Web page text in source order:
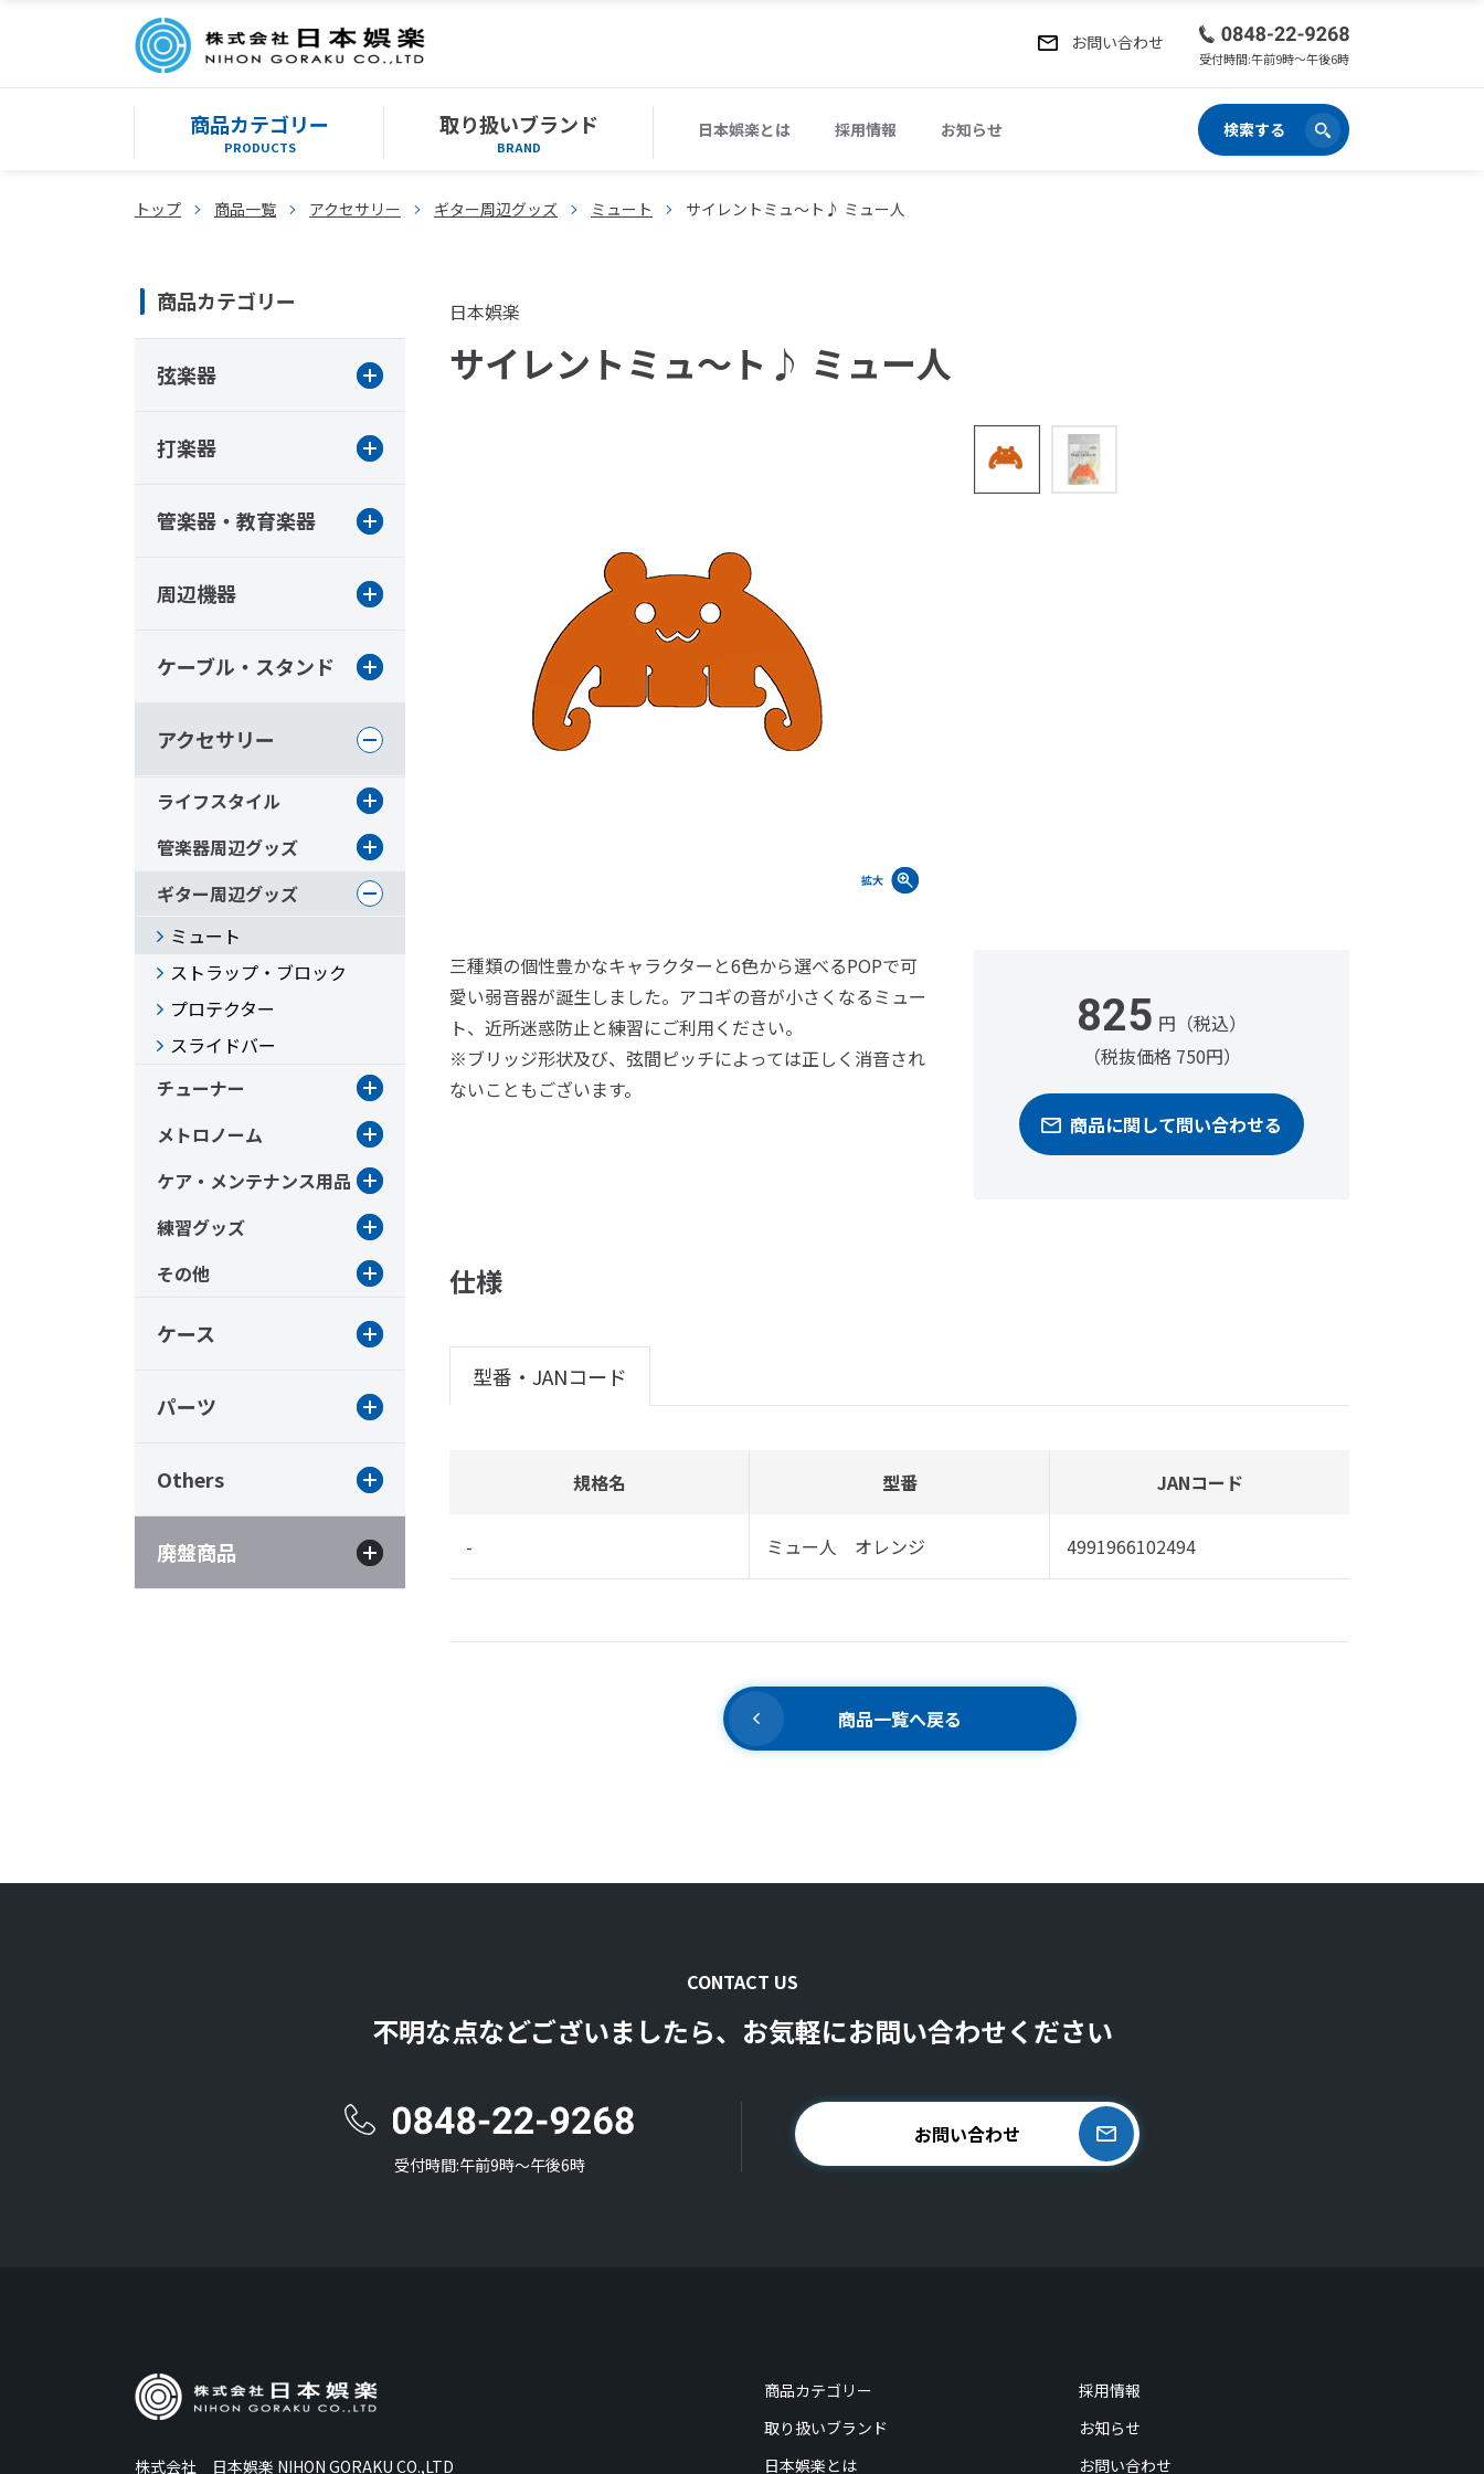
お問い合わせ
受付時間:午前9時〜午後6時
商品カテゴリー
PRODUCTS
取り扱いブランド
BRAND
日本娯楽とは 採用情報 お知らせ 検索する
トップ 商品一覧 アクセサリー ギター周辺グッズ ミュート サイレントミュ～ト♪ ミュー人
日本娯楽
サイレントミュ～ト♪ ミュー人
三種類の個性豊かなキャラクターと6色から選べるPOPで可
愛い弱音器が誕生しました。アコギの音が小さくなるミュー
ト、近所迷惑防止と練習にご利用ください。
※ブリッジ形状及び、弦間ピッチによっては正しく消音され
ないこともございます。
825 円（税込）
（税抜価格 750円）
商品に関して問い合わせる
仕様
型番・JANコード
規格名 型番 JANコード
- ミュー人 オレンジ 4991966102494
商品一覧へ戻る
商品カテゴリー
弦楽器
打楽器
管楽器・教育楽器
周辺機器
ケーブル・スタンド
アクセサリー
ライフスタイル
管楽器周辺グッズ
ギター周辺グッズ
ミュート
ストラップ・ブロック
プロテクター
スライドバー
チューナー
メトロノーム
ケア・メンテナンス用品
練習グッズ
その他
ケース
パーツ
Others
廃盤商品
CONTACT US
不明な点などございましたら、お気軽にお問い合わせください
受付時間:午前9時〜午後6時
お問い合わせ
株式会社 日本娯楽 NIHON GORAKU CO.,LTD
商品カテゴリー
採用情報
取り扱いブランド
お知らせ
日本娯楽とは
お問い合わせ